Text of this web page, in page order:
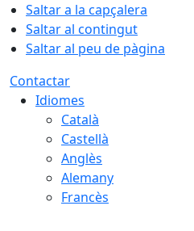
Saltar a la capçalera
Saltar al contingut
Saltar al peu de pàgina
Contactar
Idiomes
Català
Castellà
Anglès
Alemany
Francès